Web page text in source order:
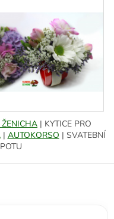
| KYTICE PRO
| AUTOKORSO | SVATEBNÍ